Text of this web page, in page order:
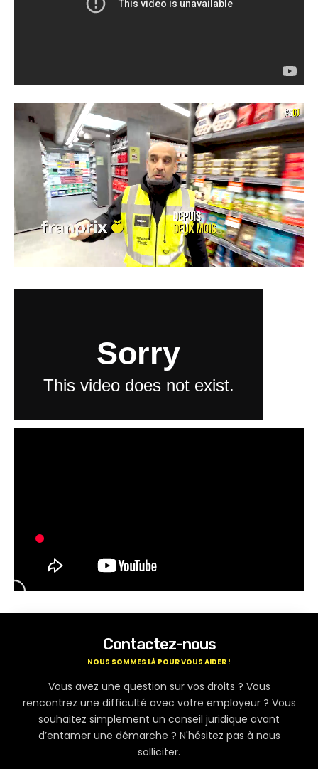
Contactez-nous
NOUS SOMMES LÀ POUR VOUS AIDER !
Vous avez une question sur vos droits ? Vous
rencontrez une difficulté avec votre employeur ? Vous
souhaitez simplement un conseil juridique avant
d’entamer une démarche ? N'hésitez pas à nous
solliciter.